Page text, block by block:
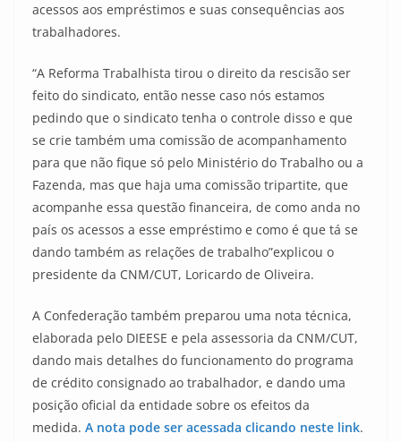
acessos aos empréstimos e suas consequências aos
trabalhadores.
“A Reforma Trabalhista tirou o direito da rescisão ser
feito do sindicato, então nesse caso nós estamos
pedindo que o sindicato tenha o controle disso e que
se crie também uma comissão de acompanhamento
para que não fique só pelo Ministério do Trabalho ou a
Fazenda, mas que haja uma comissão tripartite, que
acompanhe essa questão financeira, de como anda no
país os acessos a esse empréstimo e como é que tá se
dando também as relações de trabalho”explicou o
presidente da CNM/CUT, Loricardo de Oliveira.
A Confederação também preparou uma nota técnica,
elaborada pelo DIEESE e pela assessoria da CNM/CUT,
dando mais detalhes do funcionamento do programa
de crédito consignado ao trabalhador, e dando uma
posição oficial da entidade sobre os efeitos da
medida. A nota pode ser acessada clicando neste link.